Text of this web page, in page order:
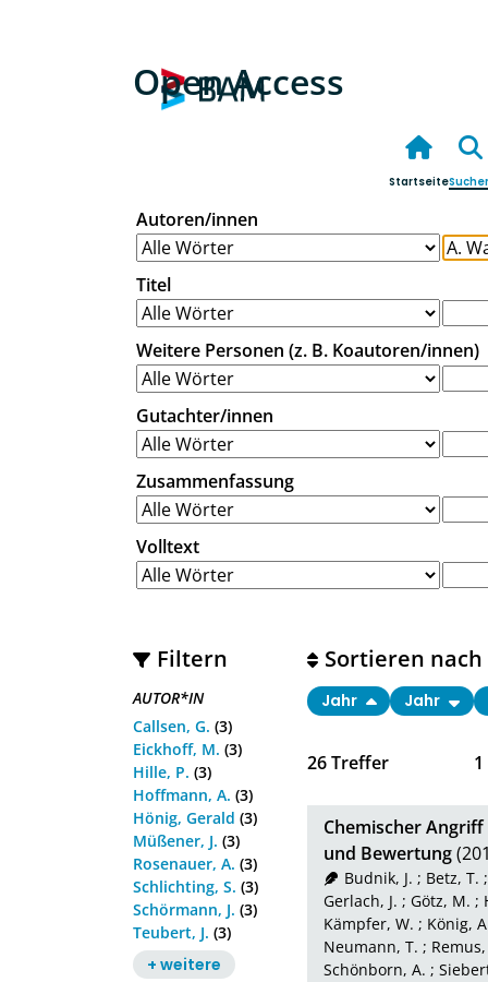
Open Access
Startseite
Autoren/innen
Titel
Weitere Personen (z. B. Koautoren/innen)
Gutachter/innen
Zusammenfassung
Volltext
Filtern
AUTOR*IN
Callsen, G. (3)
Eickhoff, M. (3)
Hille, P. (3)
Hoffmann, A. (3)
Hönig, Gerald (3)
Müßener, J. (3)
Rosenauer, A. (3)
Schlichting, S. (3)
Schörmann, J. (3)
Teubert, J. (3)
+ weitere
26Treffer 1
Sortieren nach
Jahr Jahr
Chemischer
und Bewertung
Budnik, J. ; Betz, T.
Gerlach, J. ; Götz, M. ;
Kämpfer, W. ; König,
Neumann, T. ;
Schönborn, A. ;